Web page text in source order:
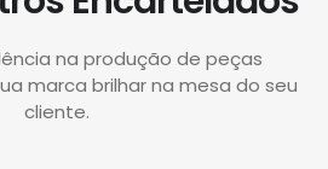
na produção de peças
marca brilhar na mesa do seu
cliente.